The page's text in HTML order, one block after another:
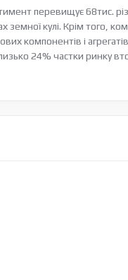
перевищує 68тис.
кулі. Крім того,
компонентів і
24% частки ринку